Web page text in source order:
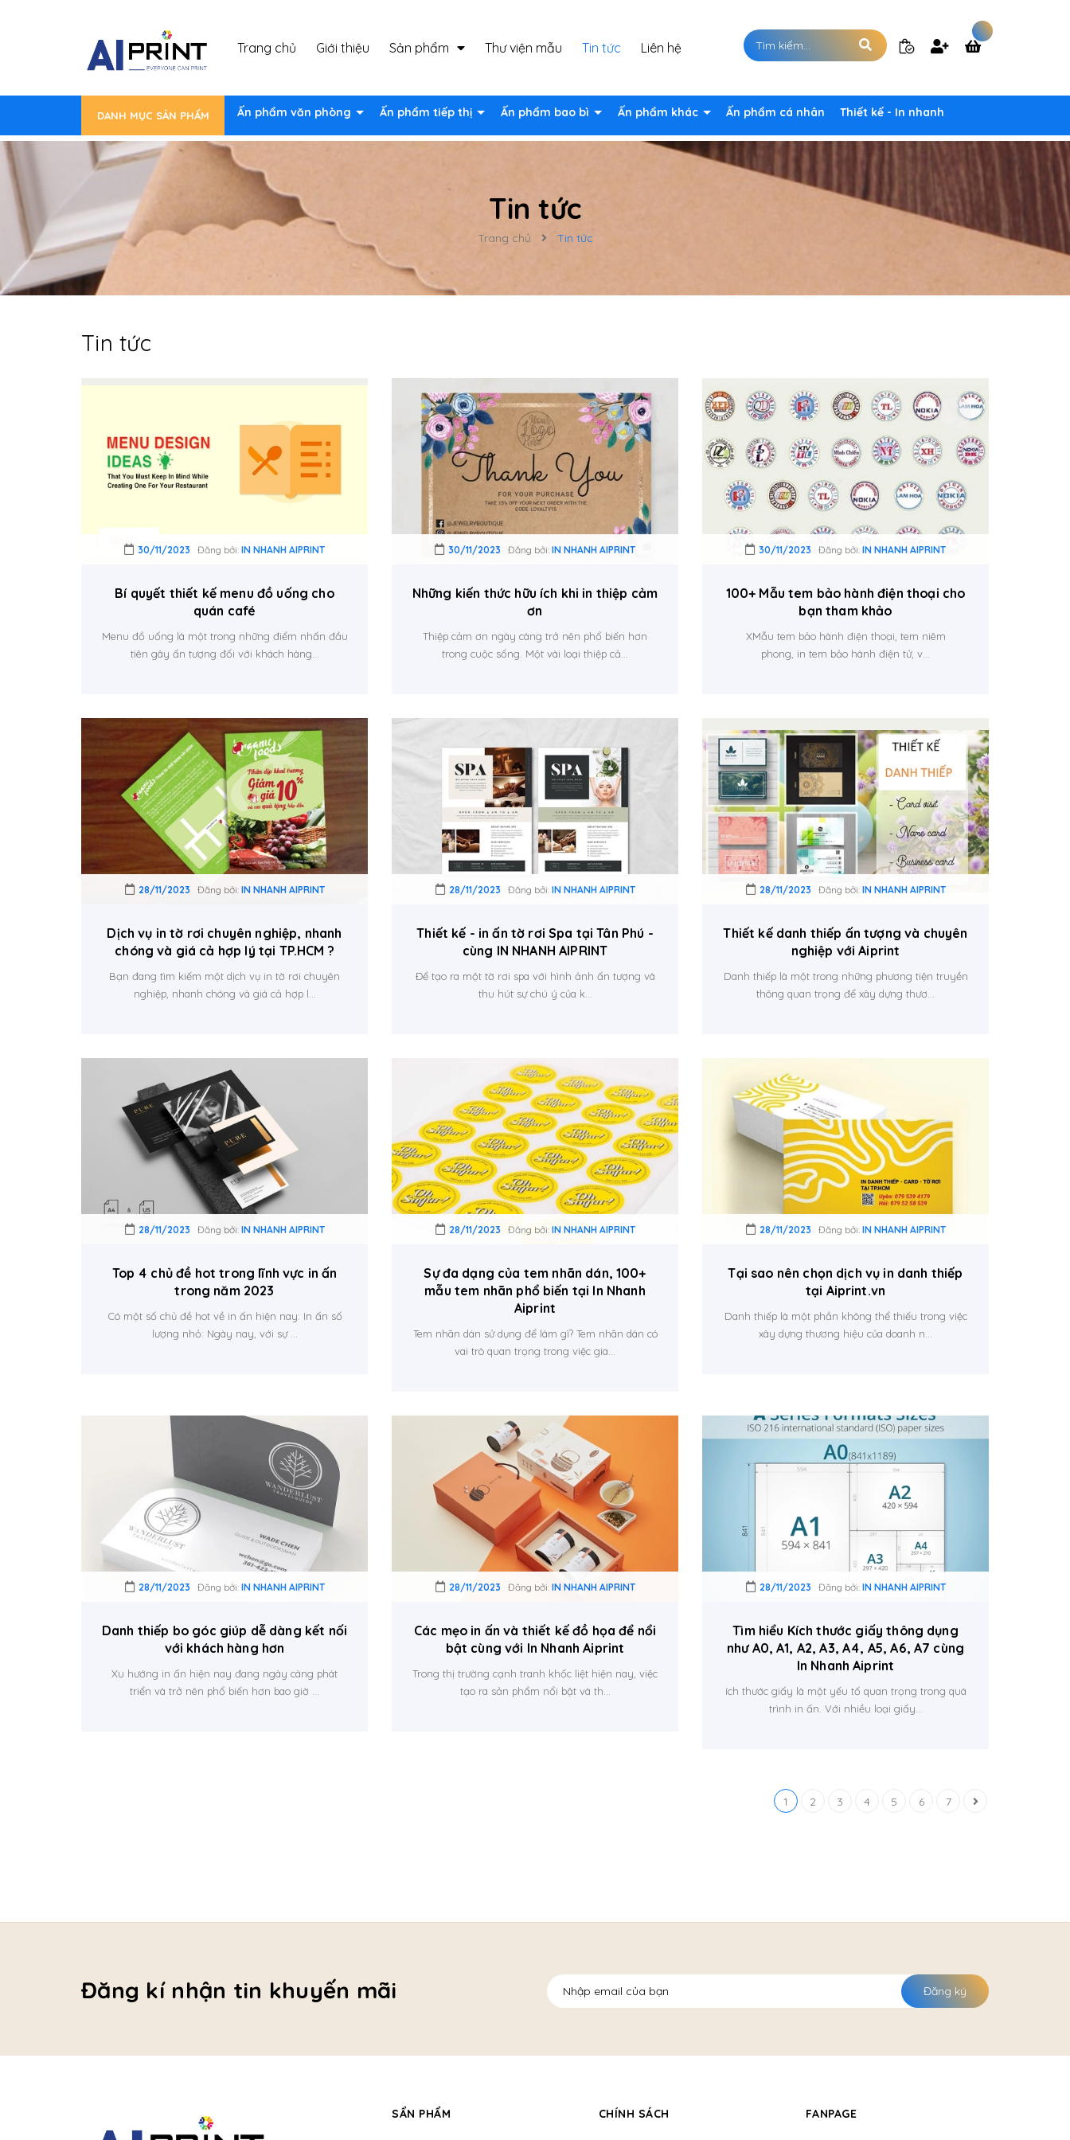
Trang chủ Giới thiệu Sản phẩm Thư viện mẫu Tin tức Liên hệ
DANH MỤC SẢN PHẨM Ấn phẩm văn phòng Ấn phẩm tiếp thị Ấn phẩm bao bì Ấn phẩm khác Ấn phẩm cá nhân Thiết kế - In nhanh
Tin tức
Trang chủ Tin tức
Tin tức
30/11/2023 Đăng bởi: IN NHANH AIPRINT
Bí quyết thiết kế menu đồ uống cho
quán café
Menu đồ uống là một trong những điểm nhấn đầu
tiên gây ấn tượng đối với khách hàng...
30/11/2023 Đăng bởi: IN NHANH AIPRINT
Những kiến thức hữu ích khi in thiệp cảm
ơn
Thiệp cảm ơn ngày càng trở nên phổ biến hơn
trong cuộc sống. Một vài loại thiệp cả...
30/11/2023 Đăng bởi: IN NHANH AIPRINT
100+ Mẫu tem bảo hành điện thoại cho
bạn tham khảo
XMẫu tem bảo hành điện thoại, tem niêm
phong, in tem bảo hành điện tử, v...
28/11/2023 Đăng bởi: IN NHANH AIPRINT
Dịch vụ in tờ rơi chuyên nghiệp, nhanh
chóng và giá cả hợp lý tại TP.HCM ?
Bạn đang tìm kiếm một dịch vụ in tờ rơi chuyên
nghiệp, nhanh chóng và giá cả hợp l...
28/11/2023 Đăng bởi: IN NHANH AIPRINT
Thiết kế - in ấn tờ rơi Spa tại Tân Phú -
cùng IN NHANH AIPRINT
Để tạo ra một tờ rơi spa với hình ảnh ấn tượng và
thu hút sự chú ý của k...
28/11/2023 Đăng bởi: IN NHANH AIPRINT
Thiết kế danh thiếp ấn tượng và chuyên
nghiệp với Aiprint
Danh thiếp là một trong những phương tiện truyền
thông quan trọng để xây dựng thươ...
28/11/2023 Đăng bởi: IN NHANH AIPRINT
Top 4 chủ đề hot trong lĩnh vực in ấn
trong năm 2023
Có một số chủ đề hot về in ấn hiện nay: In ấn số
lượng nhỏ: Ngày nay, với sự ...
28/11/2023 Đăng bởi: IN NHANH AIPRINT
Sự đa dạng của tem nhãn dán, 100+
mẫu tem nhãn phổ biến tại In Nhanh
Aiprint
Tem nhãn dán sử dụng để làm gì? Tem nhãn dán có
vai trò quan trọng trong việc gia...
28/11/2023 Đăng bởi: IN NHANH AIPRINT
Tại sao nên chọn dịch vụ in danh thiếp
tại Aiprint.vn
Danh thiếp là một phần không thể thiếu trong việc
xây dựng thương hiệu của doanh n...
28/11/2023 Đăng bởi: IN NHANH AIPRINT
Danh thiếp bo góc giúp dễ dàng kết nối
với khách hàng hơn
Xu hướng in ấn hiện nay đang ngày càng phát
triển và trở nên phổ biến hơn bao giờ ...
28/11/2023 Đăng bởi: IN NHANH AIPRINT
Các mẹo in ấn và thiết kế đồ họa để nổi
bật cùng với In Nhanh Aiprint
Trong thị trường cạnh tranh khốc liệt hiện nay, việc
tạo ra sản phẩm nổi bật và th...
28/11/2023 Đăng bởi: IN NHANH AIPRINT
Tìm hiểu Kích thước giấy thông dụng
như A0, A1, A2, A3, A4, A5, A6, A7 cùng
In Nhanh Aiprint
ích thước giấy là một yếu tố quan trọng trong quá
trình in ấn. Với nhiều loại giấy...
1 2 3 4 5 6 7
Đăng kí nhận tin khuyến mãi Đăng ký
SẨN PHẨM CHÍNH SÁCH FANPAGE